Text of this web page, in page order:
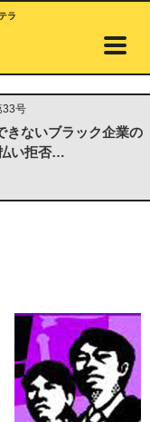
ラ
33号
きないブラック企業の
い拒否…